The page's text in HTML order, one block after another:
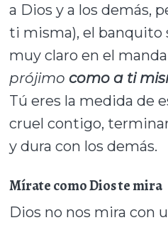
a Dios y a los demás,
ti misma), el banquito
muy claro en el
prójimo como a ti
Tú eres la medida de
cruel contigo,
y dura con los demás.
Mírate como Dios te mira
Dios no nos mira con